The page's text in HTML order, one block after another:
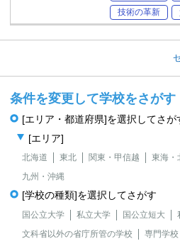
技術の革新
条件を変更して学校をさがす
[エリア・都道府県]を選択してさが
[エリア]
北海道 東北 関東・甲信越 東海・
九州・沖縄
[学校の種類]を選択してさがす
国公立大学 私立大学 国公立短大
文科省以外の省庁所管の学校
専門学校